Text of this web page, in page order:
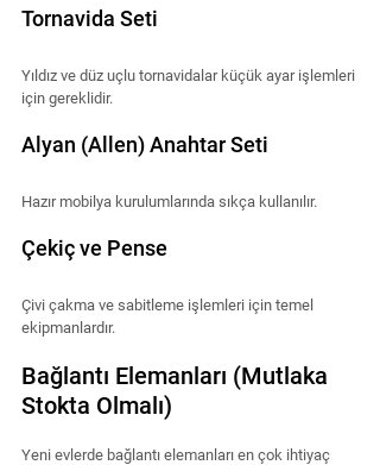
Tornavida Seti
Yıldız ve düz uçlu tornavidalar küçük ayar işlemleri
için gereklidir.
Alyan (Allen) Anahtar Seti
Hazır mobilya kurulumlarında sıkça kullanılır.
Çekiç ve Pense
Çivi çakma ve sabitleme işlemleri için temel
ekipmanlardır.
Bağlantı Elemanları (Mutlaka
Stokta Olmalı)
Yeni evlerde bağlantı elemanları en çok ihtiyaç